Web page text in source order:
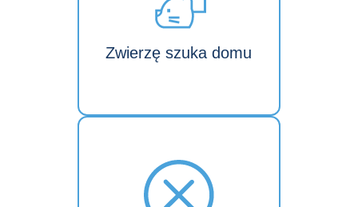
Zwierzę szuka domu